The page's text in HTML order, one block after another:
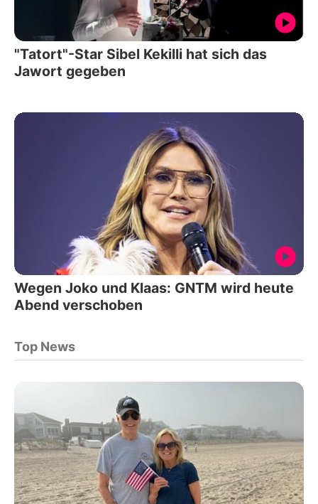
"Tatort"-Star Sibel Kekilli hat sich das
Jawort gegeben
Wegen Joko und Klaas: GNTM wird heute
Abend verschoben
Top News